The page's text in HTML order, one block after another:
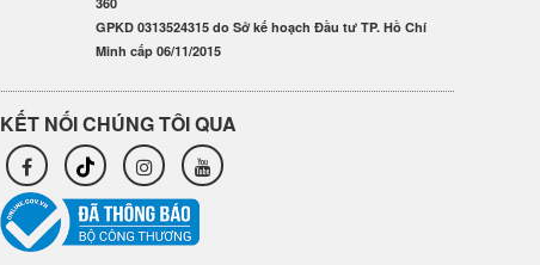
GPKD 0313524315 do Sở kế hoạch Đầu tư TP. Hồ Chí
Minh cấp 06/11/2015
KẾT NỐI CHÚNG TÔI QUA